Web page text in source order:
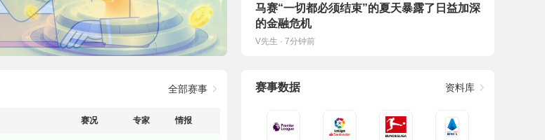
马赛“一切都必须结束”的夏天暴露了日益加深
的金融危机
V先生 · 7分钟前
全部赛事
赛况 专家 情报
赛事数据 资料库